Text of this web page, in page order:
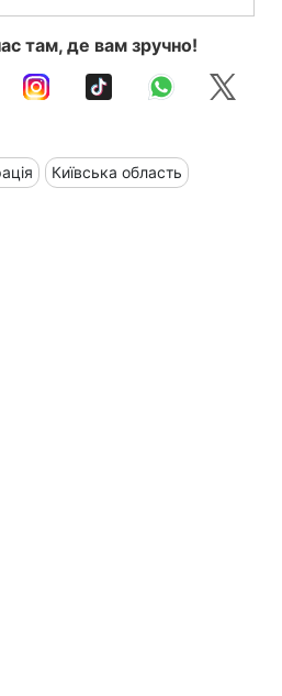
там, де вам зручно!
Київська область